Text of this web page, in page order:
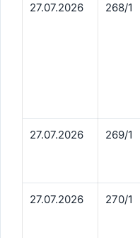
27.07.2026 268/1
27.07.2026 269/1
27.07.2026 270/1